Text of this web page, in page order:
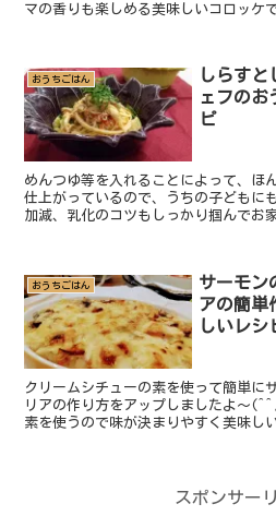
マの香りも楽しめる美味しいコロッケ
おうちごはん
しらすと
ェフのお
ピ
めんつゆ等を入れることによって、ほ
仕上がっているので、うちの子どもに
加減、乳化のコツもしっかり掴んでお
おうちごはん
サーモン
アの簡単
しいレシ
クリームシチューの素を使って簡単に
リアの作り方をアップしましたよ～
素を使うので味が決まりやすく美味し
スポンサー